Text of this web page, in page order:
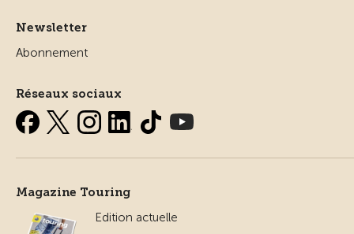
Newsletter
Abonnement
Réseaux sociaux
Magazine Touring
Edition actuelle